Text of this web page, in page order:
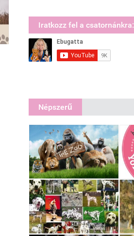
Iratkozz fel a csatornánkra:
Népszerű